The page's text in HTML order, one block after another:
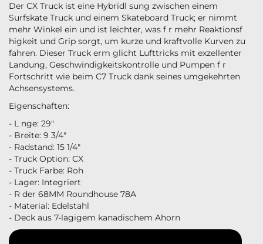
Der CX Truck ist eine Hybridl sung zwischen einem
Surfskate Truck und einem Skateboard Truck; er nimmt
mehr Winkel ein und ist leichter, was f r mehr Reaktionsf
higkeit und Grip sorgt, um kurze und kraftvolle Kurven zu
fahren. Dieser Truck erm glicht Lufttricks mit exzellenter
Landung, Geschwindigkeitskontrolle und Pumpen f r
Fortschritt wie beim C7 Truck dank seines umgekehrten
Achsensystems.
Eigenschaften:
- L nge: 29"
- Breite: 9 3/4"
- Radstand: 15 1/4"
- Truck Option: CX
- Truck Farbe: Roh
- Lager: Integriert
- R der 68MM Roundhouse 78A
- Material: Edelstahl
- Deck aus 7-lagigem kanadischem Ahorn